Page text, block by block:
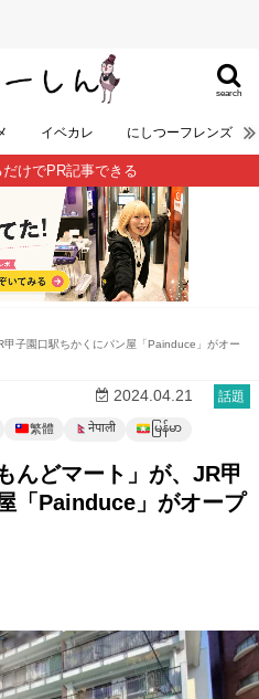
search
イベカレ にしつーフレンズ
だけでPR記事できる
子園口駅ちかくにパン屋「Painduce」がオー
話題
2024.04.21
繁體 नेपाली မြန်မာ
んどマート」が、JR甲
「Painduce」がオープ